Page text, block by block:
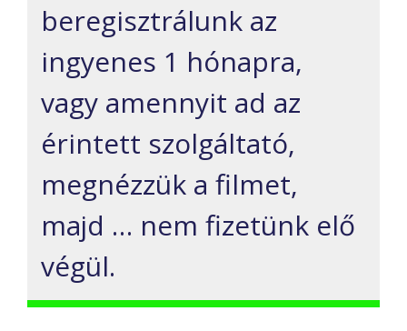
beregisztrálunk az
ingyenes 1 hónapra,
vagy amennyit ad az
érintett szolgáltató,
megnézzük a filmet,
majd … nem fizetünk elő
végül.